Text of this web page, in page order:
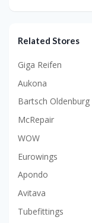
Related Stores
Giga Reifen
Aukona
Bartsch Oldenburg
McRepair
WOW
Eurowings
Apondo
Avitava
Tubefittings